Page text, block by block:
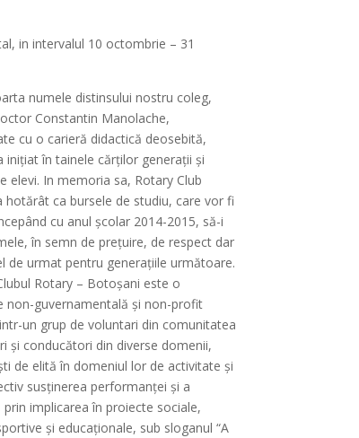
in intervalul 10 octombrie – 31
numele distinsului nostru coleg,
Constantin Manolache,
cu o carieră didactică deosebită,
inițiat în tainele cărților generații și
elevi. In memoria sa, Rotary Club
hotărât ca bursele de studiu, care vor fi
cu anul școlar 2014-2015, să-i
în semn de prețuire, de respect dar
de urmat pentru generațiile următoare.
Rotary – Botoșani este o
non-guvernamentală și non-profit
un grup de voluntari din comunitatea
și conducători din diverse domenii,
de elită în domeniul lor de activitate și
susținerea performanței și a
prin implicarea în proiecte sociale,
și educaționale, sub sloganul “A